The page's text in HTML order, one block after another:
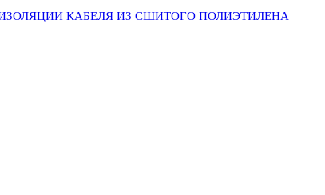
КАБЕЛЯ ИЗ СШИТОГО ПОЛИЭТИЛЕНА